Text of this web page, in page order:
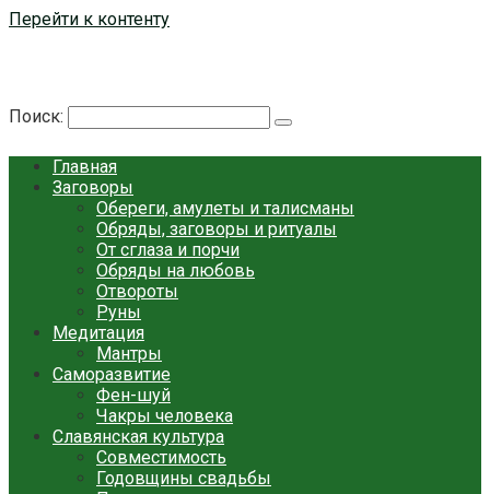
Перейти к контенту
Поиск:
Главная
Заговоры
Обереги, амулеты и талисманы
Обряды, заговоры и ритуалы
От сглаза и порчи
Обряды на любовь
Отвороты
Руны
Медитация
Мантры
Саморазвитие
Фен-шуй
Чакры человека
Славянская культура
Совместимость
Годовщины свадьбы